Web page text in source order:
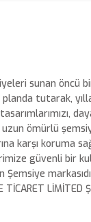
sunan öncü
tutarak,
ömürlü
karşı koruma
güvenli bir
TİCARET LİMİTED